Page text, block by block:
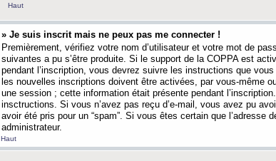
Haut
» Je suis inscrit mais ne peux pas me connecter !
Premièrement, vérifiez votre nom d’utilisateur et votre mot de
suivantes a pu s’être produite. Si le support de la COPPA est
pendant l’inscription, vous devrez suivre les instructions que
les nouvelles inscriptions doivent être activées, par vous-même
une session ; cette information était présente pendant
insctructions. Si vous n’avez pas reçu d’e-mail, vous avez pu
avoir été pris pour un “spam”. Si vous êtes certain que
administrateur.
Haut